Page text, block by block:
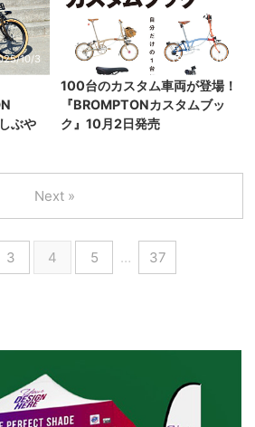
10/3
ぶや
2025/10/1
100台のカスタム車両が登場！
『BROMPTONカスタムブッ
ク』10月2日発売
3 4 5 … 37
Next »